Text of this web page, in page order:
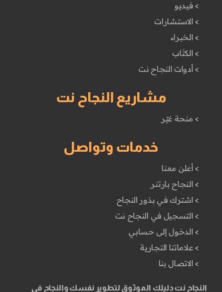
> فيديو
> الاستشارات
> الخبراء
> الكتَاب
> أدوات النجاح نت
مشاريع النجاح نت
> منحة غيّر
خدمات وتواصل
> أعلن معنا
> النجاح بارتنر
> اشترك في بذور النجاح
> التسجيل في النجاح نت
> الدخول إلى حسابي
> علاماتنا التجارية
> الاتصال بنا
النجاح نت دليلك الموثوق لتطوير نفسك والنجاح في